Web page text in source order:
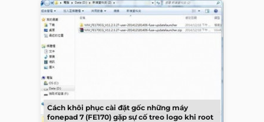
Cách khôi phục cài đặt gốc những máy
fonepad 7 (FE170) gặp sự cố treo logo khi root